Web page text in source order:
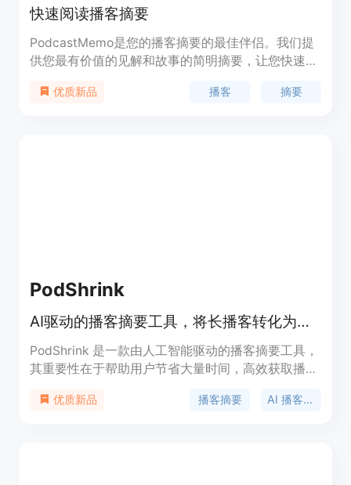
快速阅读播客摘要
PodcastMemo是您的播客摘要的最佳伴侣。我们提
供您最有价值的见解和故事的简明摘要，让您快速获
客摘要保持信息更新。
优质新品 播客 摘要
PodShrink
AI驱动的播客摘要工具，将长播客转化为简短的有声摘要。
PodShrink 是一款由人工智能驱动的播客摘要工具，
其重要性在于帮助用户节省大量时间，高效获取播客
种语音和语言选择，以及灵活的摘要时长。产品背景
优质新品 播客摘要 AI 播客摘要